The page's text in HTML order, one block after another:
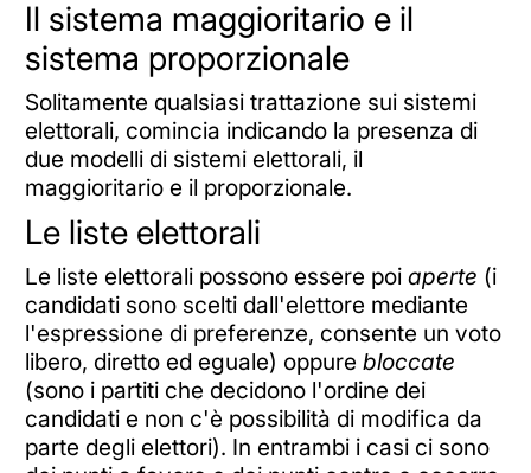
Il sistema maggioritario e il
sistema proporzionale
Solitamente qualsiasi trattazione sui sistemi
elettorali, comincia indicando la presenza di
due modelli di sistemi elettorali, il
maggioritario e il proporzionale.
Le liste elettorali
Le liste elettorali possono essere poi aperte (i
candidati sono scelti dall'elettore mediante
l'espressione di preferenze, consente un voto
libero, diretto ed eguale) oppure bloccate
(sono i partiti che decidono l'ordine dei
candidati e non c'è possibilità di modifica da
parte degli elettori). In entrambi i casi ci sono